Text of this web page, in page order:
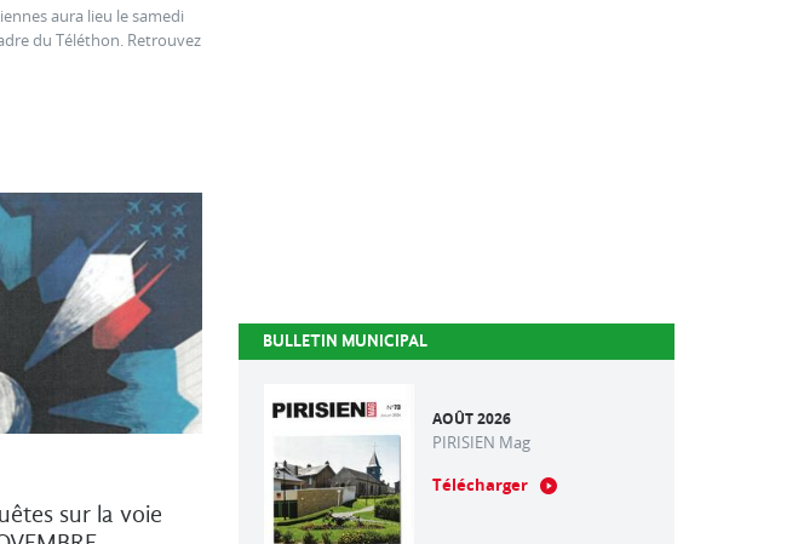
aura lieu le samedi
du Téléthon. Retrouvez
sur la voie
BULLETIN MUNICIPAL
AOÛT 2026
PIRISIEN Mag
Télécharger